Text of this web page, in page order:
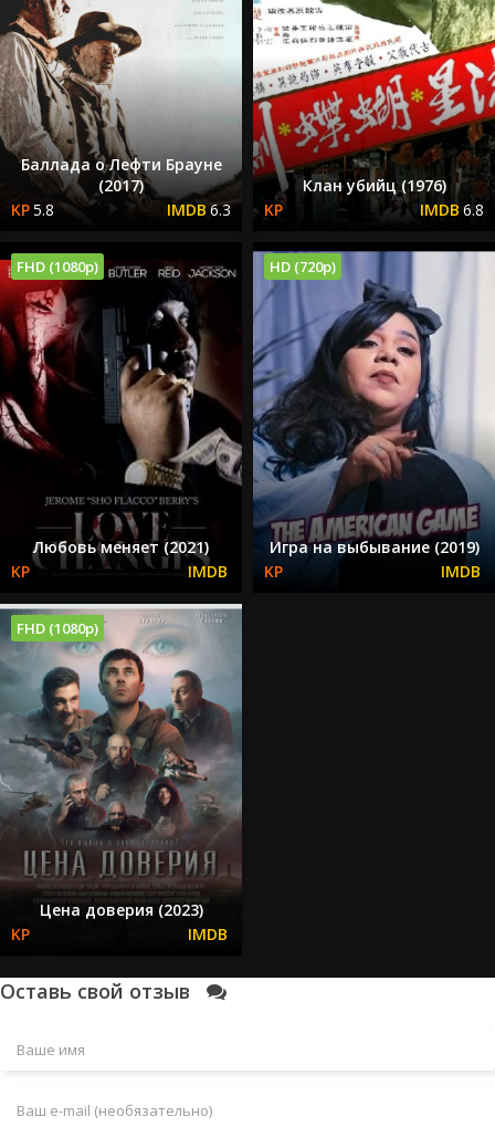
Баллада о Лефти Брауне
(2017)
5.8
6.3
Клан убийц (1976)
6.8
FHD (1080p)
Любовь меняет (2021)
HD (720p)
Игра на выбывание (2019)
FHD (1080p)
Цена доверия (2023)
Оставь свой отзыв